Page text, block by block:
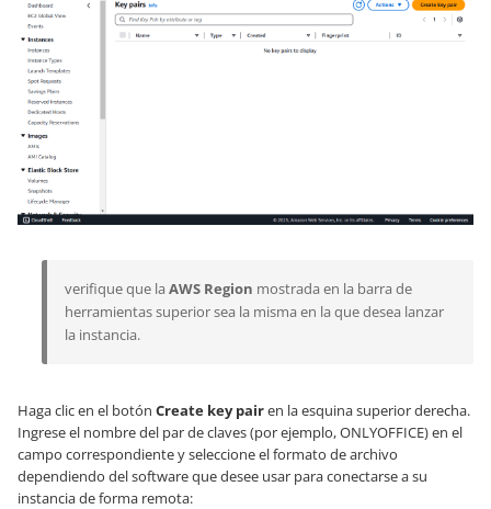
verifique que la AWS Region mostrada en la barra de
herramientas superior sea la misma en la que desea lanzar
la instancia.
Haga clic en el botón Create key pairen la esquina superior derecha.
Ingrese el nombre del par de claves (por ejemplo, ONLYOFFICE) en el
campo correspondiente y seleccione el formato de archivo
dependiendo del software que desee usar para conectarse a su
instancia de forma remota: